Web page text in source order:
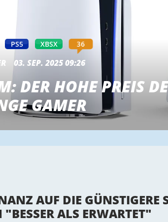
PS5 XBSX 36
03. SEP. 2025 09:26
DER HOHE PREIS
GAMER
AUF DIE GÜNSTIGERE
"BESSER ALS ERWARTET"